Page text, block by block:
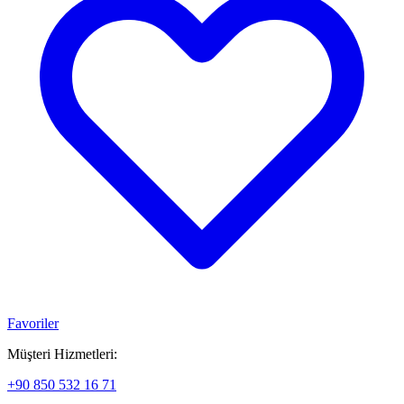
Favoriler
Müşteri Hizmetleri:
+90 850 532 16 71